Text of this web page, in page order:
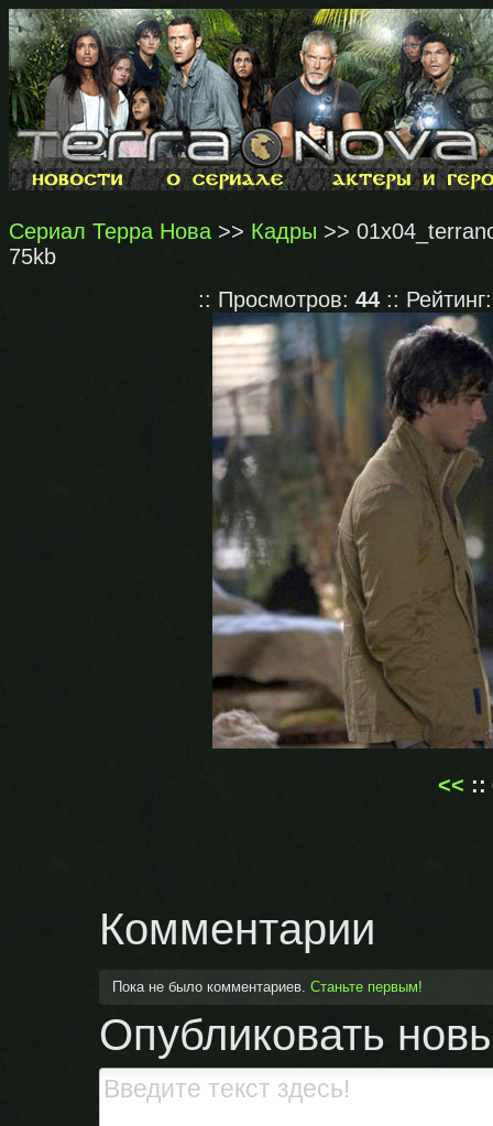
Сериал Терра Нова >> Кадры >>
75kb
:: Просмотров: 44::
<< ::
Комментарии
Пока не было комментариев. Станьте первым!
Опубликовать